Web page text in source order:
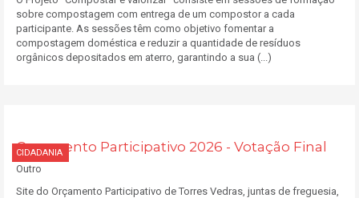
sobre compostagem com entrega de um compostor a cada
participante. As sessões têm como objetivo fomentar a
compostagem doméstica e reduzir a quantidade de resíduos
orgânicos depositados em aterro, garantindo a sua (...)
CIDADANIA
Orçamento Participativo 2026 - Votação Final
Outro
Site do Orçamento Participativo de Torres Vedras, juntas de freguesia,